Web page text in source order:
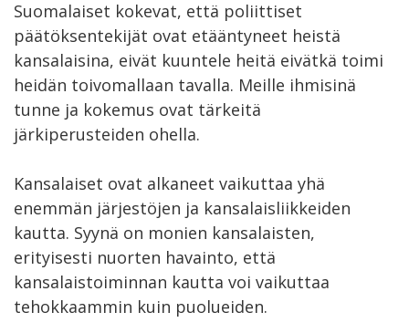
Suomalaiset kokevat, että poliittiset
päätöksentekijät ovat etääntyneet heistä
kansalaisina, eivät kuuntele heitä eivätkä toimi
heidän toivomallaan tavalla. Meille ihmisinä
tunne ja kokemus ovat tärkeitä
järkiperusteiden ohella.
Kansalaiset ovat alkaneet vaikuttaa yhä
enemmän järjestöjen ja kansalaisliikkeiden
kautta. Syynä on monien kansalaisten,
erityisesti nuorten havainto, että
kansalaistoiminnan kautta voi vaikuttaa
tehokkaammin kuin puolueiden.